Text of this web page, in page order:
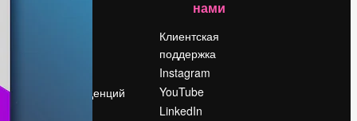
Поиск тенденций
нами
Клиентская
поддержка
Instagram
YouTube
LinkedIn